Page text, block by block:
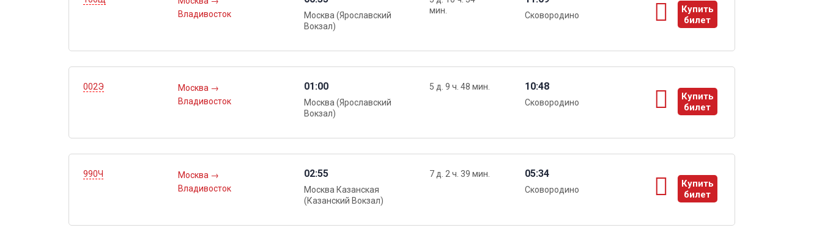
Владивосток
Москва (Ярославский
Вокзал)
мин.
Сковородино
Купить
билет
ы
002Э Москва →
Владивосток
01:00
Москва (Ярославский
Вокзал)
5 д. 9 ч. 48 мин. 10:48
Сковородино
Купить
билет
ы
990Ч Москва →
Владивосток
02:55
Москва Казанская
(Казанский Вокзал)
7 д. 2 ч. 39 мин. 05:34
Сковородино
Купить
билет
ы